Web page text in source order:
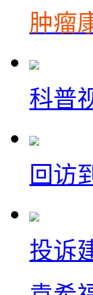
肿瘤
科普
回访
投诉